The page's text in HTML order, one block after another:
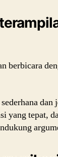
berbicara
dan
yang tepat,